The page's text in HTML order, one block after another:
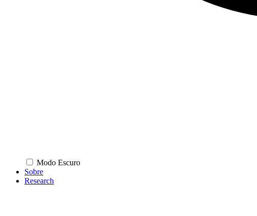
Modo Escuro
Sobre
Research